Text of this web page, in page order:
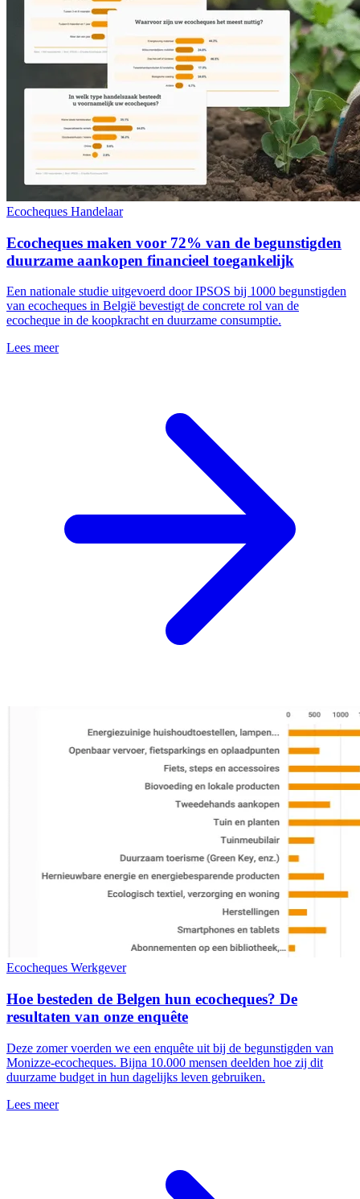
Ecocheques Handelaar
Ecocheques maken voor 72% van de begunstigden
duurzame aankopen financieel toegankelijk
Een nationale studie uitgevoerd door IPSOS bij 1000 begunstigden
van ecocheques in België bevestigt de concrete rol van de
ecocheque in de koopkracht en duurzame consumptie.
Lees meer
Ecocheques Werkgever
Hoe besteden de Belgen hun ecocheques? De
resultaten van onze enquête
Deze zomer voerden we een enquête uit bij de begunstigden van
Monizze-ecocheques. Bijna 10.000 mensen deelden hoe zij dit
duurzame budget in hun dagelijks leven gebruiken.
Lees meer